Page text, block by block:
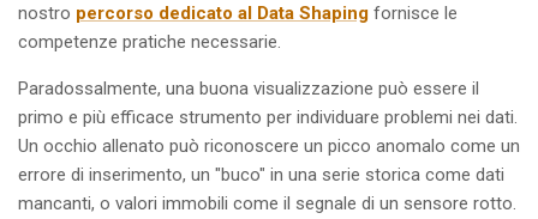
nostro percorso dedicato al Data Shaping fornisce le
competenze pratiche necessarie.
Paradossalmente, una buona visualizzazione può essere il
primo e più efficace strumento per individuare problemi nei dati.
Un occhio allenato può riconoscere un picco anomalo come un
errore di inserimento, un "buco" in una serie storica come dati
mancanti, o valori immobili come il segnale di un sensore rotto.